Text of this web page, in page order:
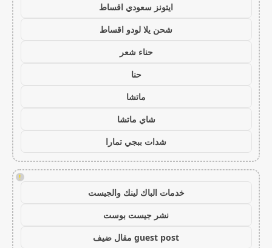
ايتونز سعودي اقساط
شحن يلا لودو اقساط
حناء شعر
حنا
ماتشا
شاي ماتشا
شدات ببجي تمارا
!
خدمات الباك لينك والجيست
نشر جيست بوست
guest post مقال ضيف